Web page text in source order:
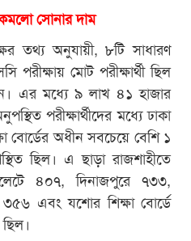
সোনার দাম
তথ্য অনুযায়ী, ৮টি সাধারণ
পরীক্ষায় মোট পরীক্ষার্থী ছিল
এর মধ্যে ৯ লাখ ৪১ হাজার
পরীক্ষার্থীদের মধ্যে ঢাকা
বোর্ডের অধীন সবচেয়ে বেশি ১
ছিল। এ ছাড়া রাজশাহীতে
৪০৭, দিনাজপুরে ৭৩৩,
এবং যশোর শিক্ষা বোর্ডে